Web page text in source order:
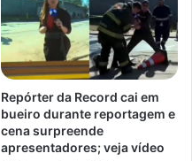
Repórter da Record cai em
bueiro durante reportagem e
cena surpreende
apresentadores; veja vídeo